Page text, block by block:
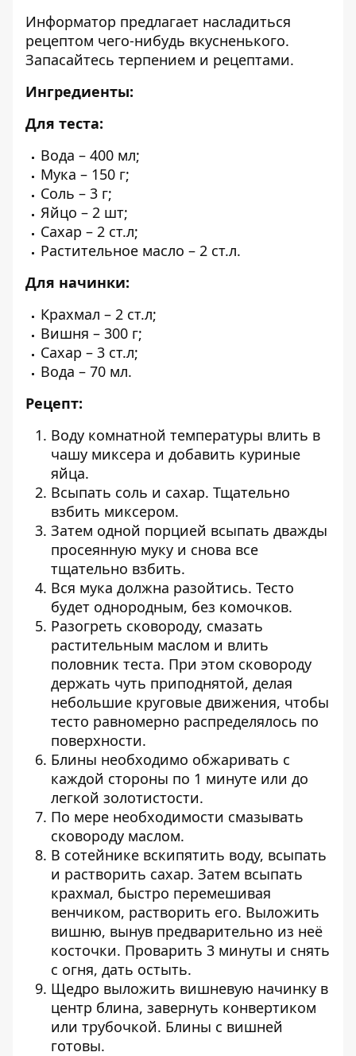
Информатор предлагает насладиться
рецептом чего-нибудь вкусненького.
Запасайтесь терпением и рецептами.
Ингредиенты:
Для теста:
Вода – 400 мл;
Мука – 150 г;
Соль – 3 г;
Яйцо – 2 шт;
Сахар – 2 ст.л;
Растительное масло – 2 ст.л.
Для начинки:
Крахмал – 2 ст.л;
Вишня – 300 г;
Сахар – 3 ст.л;
Вода – 70 мл.
Рецепт:
Воду комнатной температуры влить в
чашу миксера и добавить куриные
яйца.
Всыпать соль и сахар. Тщательно
взбить миксером.
Затем одной порцией всыпать дважды
просеянную муку и снова все
тщательно взбить.
Вся мука должна разойтись. Тесто
будет однородным, без комочков.
Разогреть сковороду, смазать
растительным маслом и влить
половник теста. При этом сковороду
держать чуть приподнятой, делая
небольшие круговые движения, чтобы
тесто равномерно распределялось по
поверхности.
Блины необходимо обжаривать с
каждой стороны по 1 минуте или до
легкой золотистости.
По мере необходимости смазывать
сковороду маслом.
В сотейнике вскипятить воду, всыпать
и растворить сахар. Затем всыпать
крахмал, быстро перемешивая
венчиком, растворить его. Выложить
вишню, вынув предварительно из неё
косточки. Проварить 3 минуты и снять
с огня, дать остыть.
Щедро выложить вишневую начинку в
центр блина, завернуть конвертиком
или трубочкой. Блины с вишней
готовы.